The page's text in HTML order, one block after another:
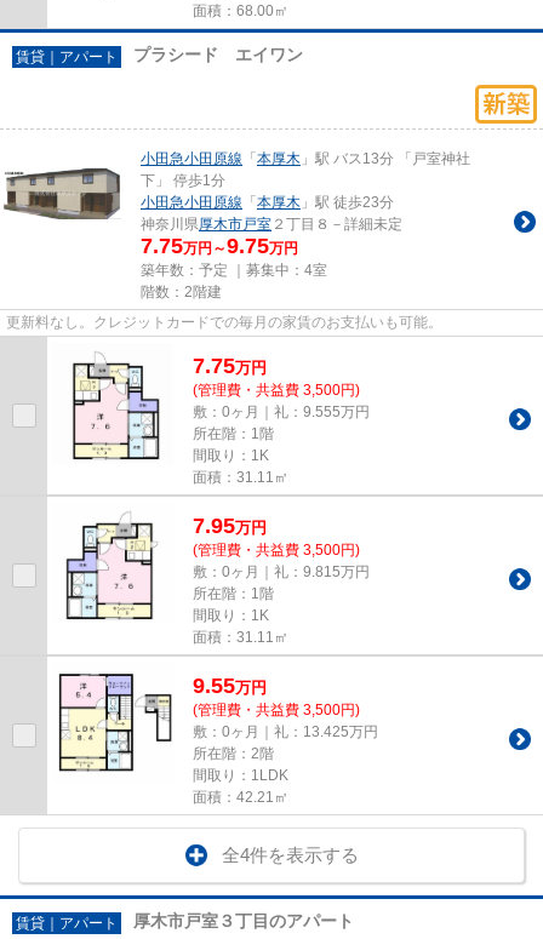
面積：68.00㎡
賃貸｜アパート プラシード エイワン
小田急小田原線 「本厚木 」駅 バス13分 「戸室神社
下」 停歩1分
小田急小田原線 「本厚木 」駅 徒歩23分
神奈川県厚木市戸室 ２丁目８－詳細未定
7.75万円～9.75万円
築年数：予定 ｜募集中： 4室
階数：2階建
更新料なし。クレジットカードでの毎月の家賃のお支払いも可能。
7.75万円
(管理費・共益費 3,500円)
敷：0ヶ月｜礼：9.555万円
所在階：1階
間取り：1K
面積：31.11㎡
7.95万円
(管理費・共益費 3,500円)
敷：0ヶ月｜礼：9.815万円
所在階：1階
間取り：1K
面積：31.11㎡
9.55万円
(管理費・共益費 3,500円)
敷：0ヶ月｜礼：13.425万円
所在階：2階
間取り：1LDK
面積：42.21㎡
全4件を表示する
賃貸｜アパート 厚木市戸室３丁目のアパート